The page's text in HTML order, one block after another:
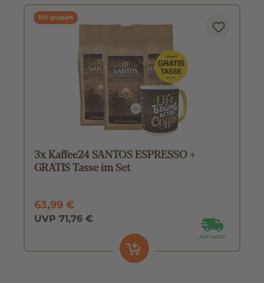
11% gespart
3x Kaffee24 SANTOS ESPRESSO +
GRATIS Tasse im Set
63,99 €
UVP 71,76 €